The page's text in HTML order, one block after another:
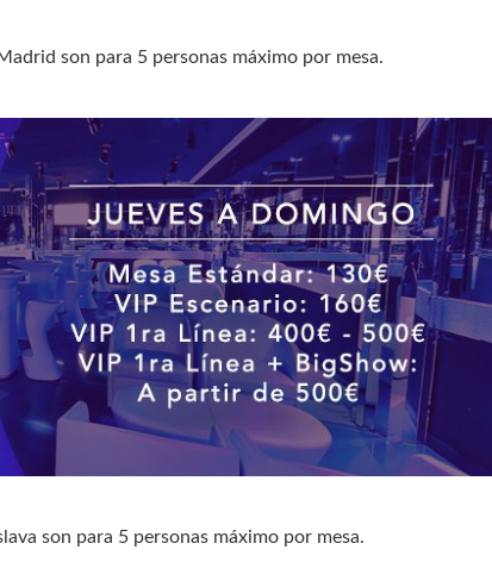
son para 5 personas máximo por mesa.
son para 5 personas máximo por mesa.